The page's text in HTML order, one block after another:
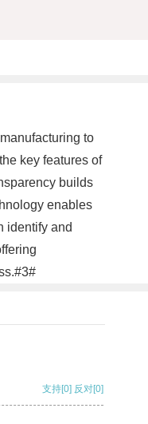
to
key features of
builds
enables
identify and
支持[0] 反对[0]